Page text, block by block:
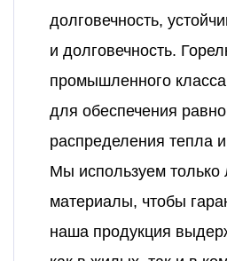
долговечность,
и долговечность.
промышленного
для обеспечения
распределения тепла
Мы используем только
материалы, чтобы
наша продукция